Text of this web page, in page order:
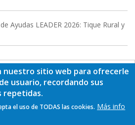
Ayudas LEADER 2026: Tique Rural y
nuestro sitio web para ofrecerle
usuario, recordando sus
repetidas.
el uso de TODAS las cookies. Más info